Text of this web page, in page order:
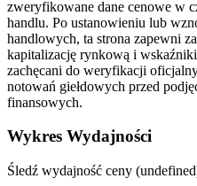
Kontrakty futures
zweryfikowane dane cenowe w
handlu. Po ustanowieniu lub
handlowych, ta strona zapewni
kapitalizację rynkową i
zachęcani do weryfikacji
notowań giełdowych przed
finansowych.
Wykres Wydajności
Śledź wydajność ceny